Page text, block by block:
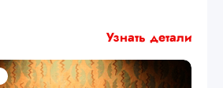
Узнать детали